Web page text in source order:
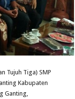
Tujuh Tiga) SMP
Kabupaten
Ganting,